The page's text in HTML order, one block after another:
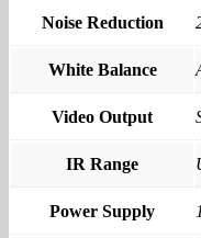
Noise Reduction
White Balance
Video Output
IR Range
Power Supply